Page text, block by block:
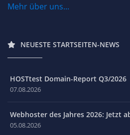
Mehr über uns...
NEUESTE STARTSEITEN-NEWS
HOSTtest Domain-Report Q3/2026
07.08.2026
Webhoster des Jahres 2026: Jetzt
05.08.2026